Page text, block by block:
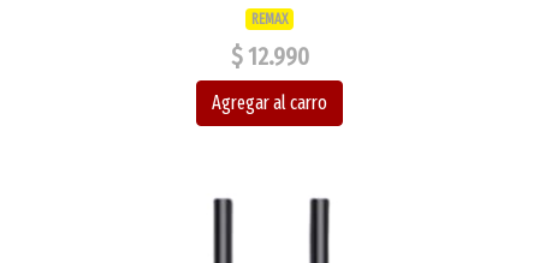
REMAX
$ 12.990
Agregar al carro